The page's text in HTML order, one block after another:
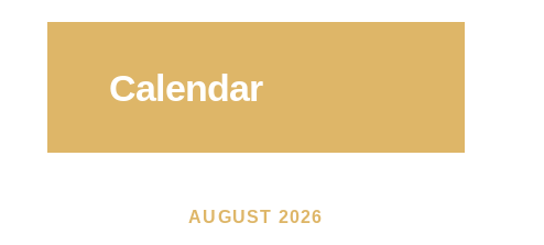
Calendar
AUGUST 2026